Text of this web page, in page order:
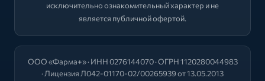
исключительно ознакомительный характер и не
является публичной офертой.
ООО «Фарма+» · ИНН 0276144070 · ОГРН 1120280044983
· Лицензия Л042-01170-02/00265939 от 13.05.2013